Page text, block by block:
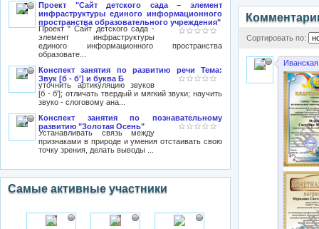
Проект "Сайт детского сада – элемент
инфраструктуры единого информационного
пространства образовательного учреждения"
Проект " Сайт детского сада -
элемент инфраструктуры
единого информационного пространства
образовате...
Конспект занятия по развитию речи Тема:
Звук [б - б'] и буква Б
уточнить артикуляцию звуков
[б - б']; отличать твердый и мягкий звуки; научить
звуко - слоговому ана...
Конспект занятия по познавательному
развитию "Золотая Осень"
Устанавливать связь между
признаками в природе и умения отстаивать свою
точку зрения, делать выводы ...
Самые активные участники
Сортировать по: